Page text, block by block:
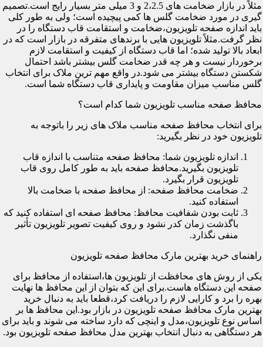
مثلاً در بازار ضخامت های 2،2.5 و 3 میلی متر بسیار رایج است.تصمیم
گیری در مورد ضخامت گلس ها کمی پیچیده است؛ ولی به طور کلی
باید اندازه صفحه تلویزیون،ضخامت و استقامت قاب دستگاه را در
نظر گرفت.مثلاً تلویزیون هایی با برندهای متفرقه در بازار است که در
ابعاد بالا تولید شده؛ اما قاب دستگاه از کیفیت و استقامت لازم
برخوردار نیست و هر چه قدر ضخامت گلس بیشتر باشد احتمال
شکستن دستگاه بیشتر می شود.در واقع مهم ترین ملاک برای انتخاب
گلس مناسب میزان مقاومت و پایداری قاب دستگاه شما است.
محافظ صفحه مناسب تلویزیون شما کدام است؟
برای انتخاب محافظ صفحه مناسب ملاک های زیر را باتوجه به
تلویزیون خود در نظر بگیرید:
اندازه تلویزیون شما: محافظ صفحه متناسب با اندازه قاب
تلویزیون بگیرید.محافظ صفحه باید به طور کامل روی قاب
تلویزیون قرار بگیرد.
ضخامت محافظ صفحه: از محافظ صفحه با ضخامت بالا
استفاده کنید.
ثابت بودن شفافیت محافظ: محافظ صفحه ای استفاده کنید که
باگذشت زمان کدر نشود و روی کیفیت تصویر تلویزیون تأثیر
منفی نگذارد.
راهنمای خرید بهترین مارک محافظ صفحه تلویزیون
یکی از روش های محافظت از تلویزیون ها،استفاده از محافظ برای
صفحه این دستگاه هاست.برای این که بتوان از این محافظ ها نهایت
بهره را برد و کارایی لازم را دریافت کرد،قطعا باید به دنبال خرید
بهترین مارک محافظ صفحه تلویزیون در بازار بود.این محافظ ها بر
اساس نوع تلویزیون،مدل و اینچی که دارد ساخته می شوند و باید برای
هر دستگاهی به دنبال انتخاب بهترین مدل محافظ صفحه تلویزیون بود.